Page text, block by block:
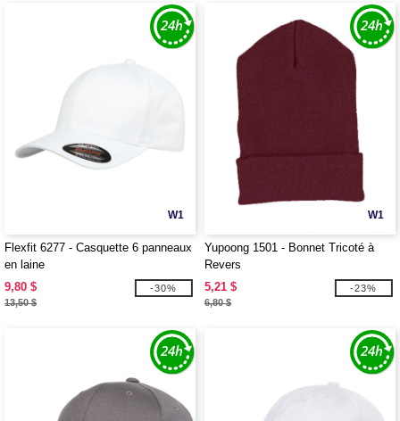
W1
Flexfit 6277 - Casquette 6 panneaux
en laine
9,80 $
13,50 $
-30%
W1
Yupoong 1501 - Bonnet Tricoté à
Revers
5,21 $
6,80 $
-23%